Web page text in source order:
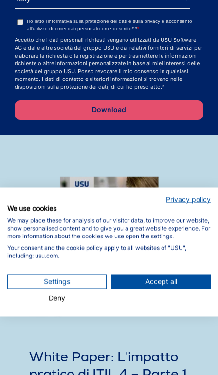
Ho letto l'informativa sulla protezione dei dati e sulla privacy e acconsento
all'utilizzo dei miei dati personali come descritto*.**
Accetto che i dati personali richiesti vengano utilizzati da USU Software
AG e dalle altre società del gruppo USU e dai relativi fornitori di servizi per
elaborare la richiesta o la registrazione e per trasmettere le informazioni
richieste o altre informazioni personalizzate in base ai miei interessi delle
società del gruppo USU. Posso revocare il mio consenso in qualsiasi
momento. I dati di contatto e ulteriori informazioni si trovano nelle
disposizioni sulla protezione dei dati, di cui ho preso atto.*
White Paper: L’impatto
Privacy policy
We use cookies
We may place these for analysis of our visitor data, to improve our website,
show personalised content and to give you a great website experience. For
more information about the cookies we use open the settings.
Your consent and the cookie policy apply to all websites of "USU",
including: usu.com.
Settings Accept all
Deny